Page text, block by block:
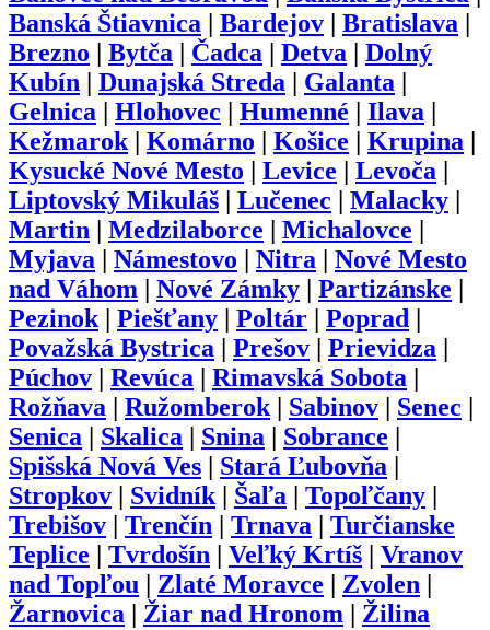
Banská Štiavnica
Bardejov Bratislava
Brezno
Bytča Čadca Detva
Dolný
Kubín
Dunajská Streda Galanta
Gelnica
Hlohovec Humenné Ilava
Kežmarok| Komárno Košice Krupina
Kysucké Nové Mesto
Levice Levoča
Liptovský Mikuláš
Lučenec Malacky
Martin
Medzilaborce Michalovce
Myjava
Námestovo Nitra
Nové Mesto
nad Váhom
Nové Zámky Partizánske
Pezinok| Piešťany Poltár Poprad
Považská Bystrica
Prešov Prievidza
Púchov
Revúca Rimavská Sobota
Rožňava
Ružomberok| Sabinov Senec
Senica
Skalica Snina Sobrance
Spišská Nová Ves
Stará Ľubovňa
Stropkov
Svidník| Šaľa Topoľčany
Trebišov
Trenčín Trnava
Turčianske
Teplice
Tvrdošín Veľký Krtíš
Vranov
nad Topľou
Zlaté Moravce Zvolen
Žarnovica
Žiar nad Hronom Žilina